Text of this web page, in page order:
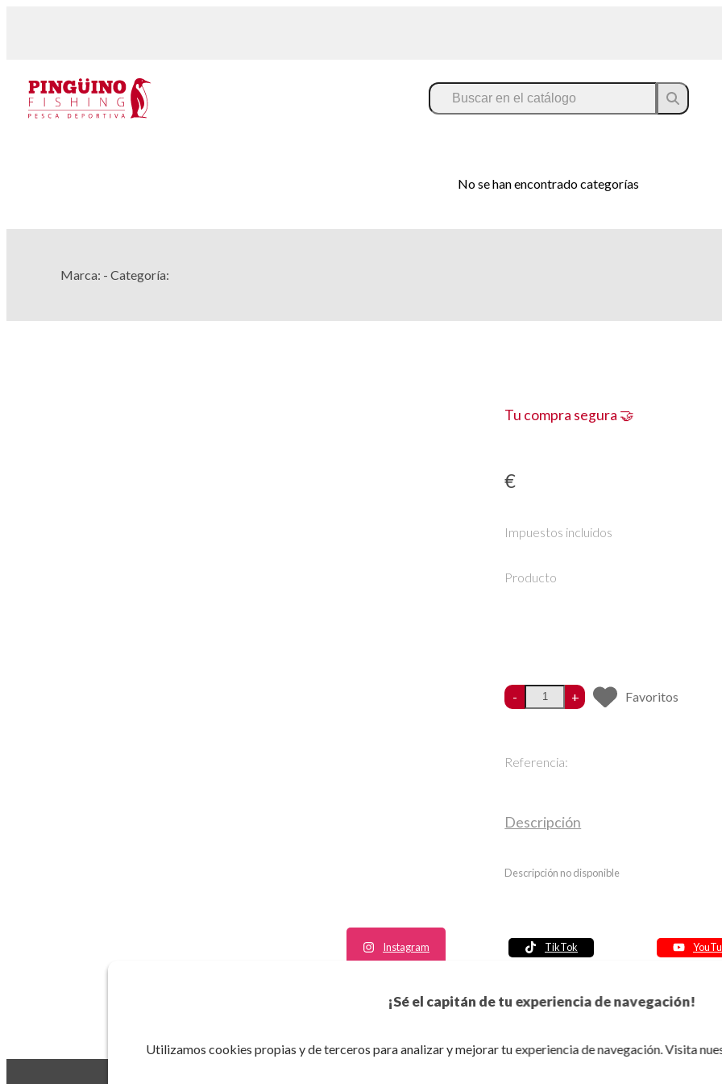
¡Sé el capitán de tu experiencia de navegación!
Utilizamos cookies propias y de terceros para analizar y mejorar tu experiencia de navegación. Visita
No se han encontrado categorías
Marca: - Categoría:
Tu compra segura 🤝
€
Impuestos incluidos
Producto
- + Favoritos
Referencia:
Descripción
Descripción no disponible
Instagram TikTok
Política de seguridad